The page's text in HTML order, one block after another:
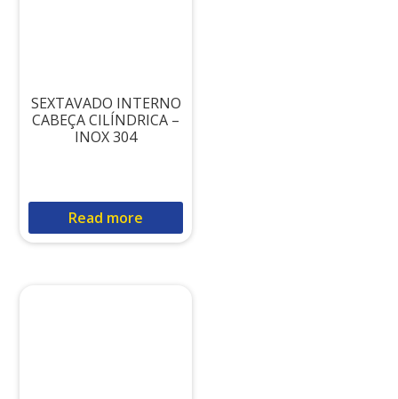
SEXTAVADO INTERNO
CABEÇA CILÍNDRICA –
INOX 304
Read more